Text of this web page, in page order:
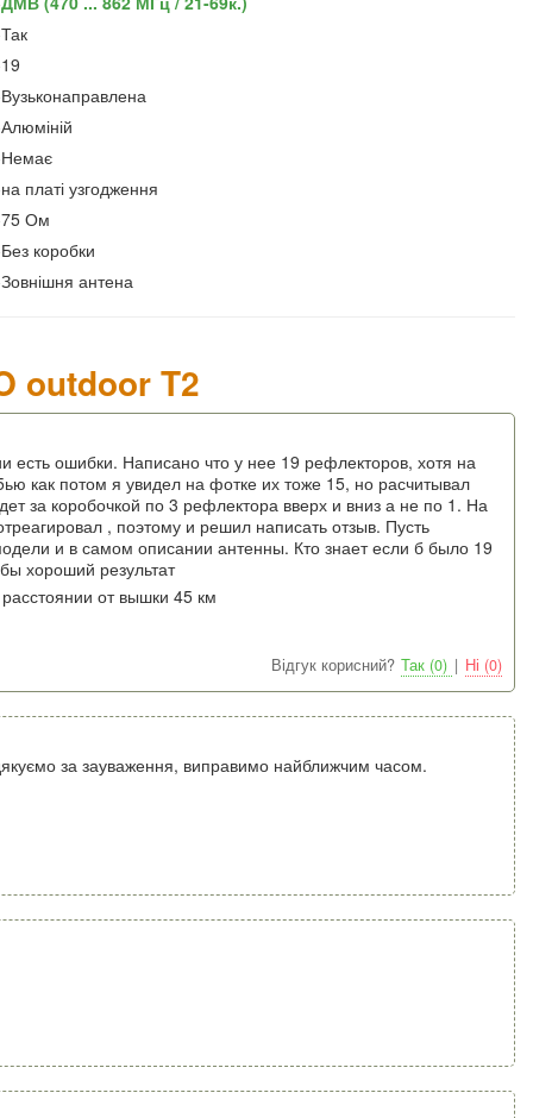
Так
19
Вузьконаправлена
Алюміній
Немає
на платі узгодження
75 Ом
Без коробки
Зовнішня антена
outdoor T2
есть ошибки. Написано что у нее 19 рефлекторов, хотя на
как потом я увидел на фотке их тоже 15, но расчитывал
за коробочкой по 3 рефлектора вверх и вниз а не по 1. На
, поэтому и решил написать отзыв. Пусть
и в самом описании антенны. Кто знает если б было 19
хороший результат
от вышки 45 км
Відгук корисний? Так (0) | Ні (0)
за зауваження, виправимо найближчим часом.